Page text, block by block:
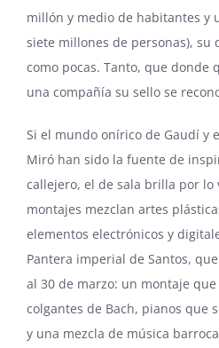
millón y medio de habitantes y
siete millones de personas),
como pocas. Tanto, que donde
una compañía su sello se
Si el mundo onírico de Gaudí y
Miró han sido la fuente de
callejero, el de sala brilla por lo
montajes mezclan artes
elementos electrónicos y
Pantera imperial de Santos,
al 30 de marzo: un montaje
colgantes de Bach, pianos que
y una mezcla de música